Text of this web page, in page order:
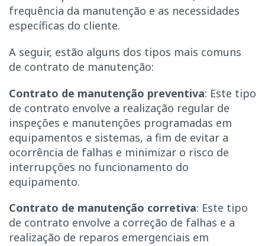
frequência da manutenção e as necessidades
específicas do cliente.
A seguir, estão alguns dos tipos mais comuns
de contrato de manutenção:
Contrato de manutenção preventiva: Este tipo
de contrato envolve a realização regular de
inspeções e manutenções programadas em
equipamentos e sistemas, a fim de evitar a
ocorrência de falhas e minimizar o risco de
interrupções no funcionamento do
equipamento.
Contrato de manutenção corretiva: Este tipo
de contrato envolve a correção de falhas e a
realização de reparos emergenciais em